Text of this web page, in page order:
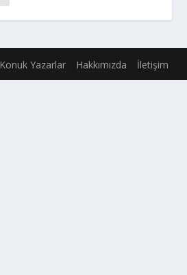
Konuk Yazarlar Hakkımızda İletişim